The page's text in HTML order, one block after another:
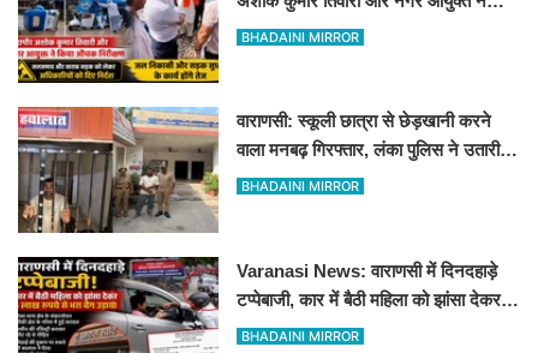
किया औचक निरीक्षण
BHADAINI MIRROR
वाराणसी: स्कूली छात्रा से छेड़खानी करने
वाला मनबढ़ गिरफ्तार, लंका पुलिस ने उतारी
हीरोपंती
BHADAINI MIRROR
Varanasi News: वाराणसी में दिनदहाड़े
टप्पेबाजी, कार में बैठी महिला को झांसा देकर 5
लाख रुपये से भरा बैग उड़ाया
BHADAINI MIRROR